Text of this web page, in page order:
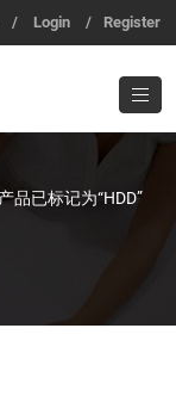
/ Login / Register
品已标记为“HDD”